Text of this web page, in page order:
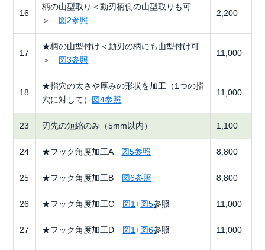
16
柄の山型取り＜動刃柄側の山型取りも可
＞ 図2参照
2,200
17
★柄の山型付け＜動刃の柄にも山型付け可
＞ 図3参照
11,000
18
★指穴の太さや厚みの形状を加工（1つの指
穴に対して） 図4参照
11,000
23 刃先の短縮のみ（5mm以内） 1,100
24 ★フック角度加工A 図5参照 8,800
25 ★フック角度加工B 図6参照 8,800
26 ★フック角度加工C 図1+図5参照 11,000
27 ★フック角度加工D 図1+図6参照 11,000